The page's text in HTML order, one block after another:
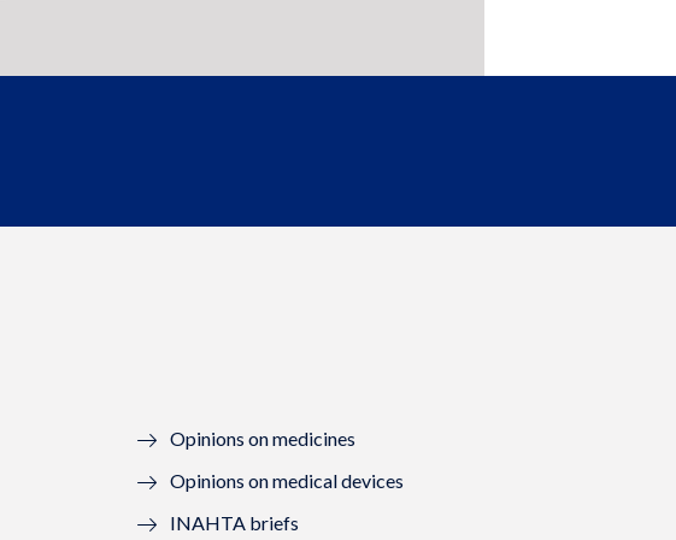
Opinions on medicines
Opinions on medical devices
INAHTA briefs